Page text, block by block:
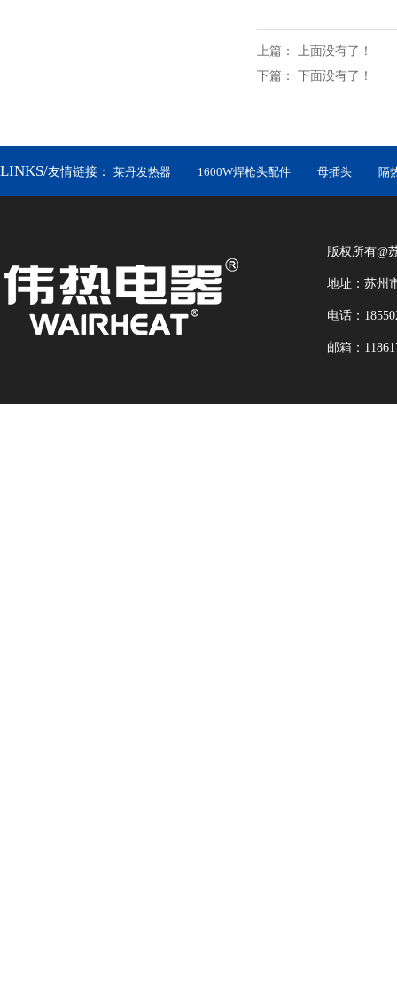
上篇：
上面没有了！
下篇：
下面没有了！
LINKS/友情链接： 莱丹发热器 1600W焊枪头配件 母插头 隔
版权所有@
地址：苏州
电话：
邮箱：